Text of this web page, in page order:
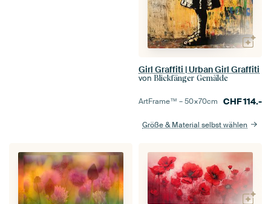
Girl Graffiti | Urban Girl Graffiti
von Blickfänger Gemälde
ArtFrame™ –50×70cm CHF114.-
Größe & Material selbst wählen